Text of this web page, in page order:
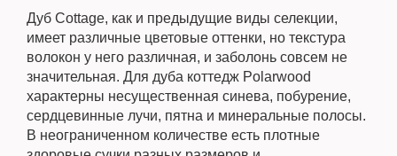
Дуб Cottage, как и предыдущие виды селекции,
имеет различные цветовые оттенки, но текстура
волокон у него различная, и заболонь совсем не
значительная. Для дуба коттедж Polarwood
характерны несущественная синева, побурение,
сердцевинные лучи, пятна и минеральные полосы.
В неограниченном количестве есть плотные